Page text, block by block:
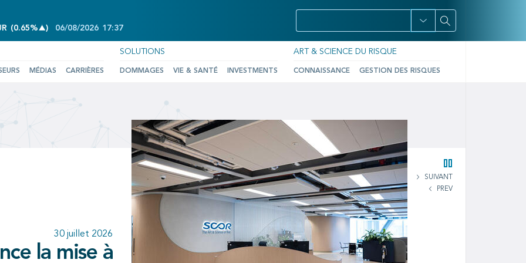
(0.65% )INCREASE OF 0.65%
06/08/2026 17:37
MÉDIAS CARRIÈRES
SOLUTIONS
DOMMAGES VIE & SANTÉ INVESTMENTS
ART & SCIENCE DU RISQUE
CONNAISSANCE GESTION DES RISQUES
SUIVANT
PREV
30 juillet 2026
la mise à
deuxième
et SCOR
acte de la
la